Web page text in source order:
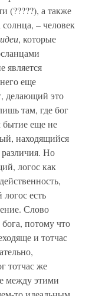
(?????), а также
– человек
идеи, которые
является
еще
делающий это
там, где бог
бытие еще не
находящийся
Но
логос как
есть
Слово
бога, потому что
и тотчас
тотчас же
между этими